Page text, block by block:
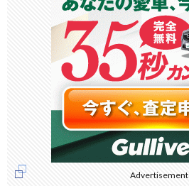
Advertisement